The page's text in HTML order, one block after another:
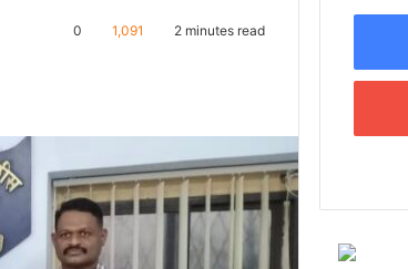
0 1,091 2 minutes read